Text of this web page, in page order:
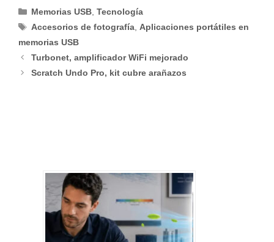
Categorías
Memorias USB ,Tecnología
Etiquetas
Accesorios de fotografía Aplicaciones portátiles en
memorias USB
Turbonet, amplificador WiFi mejorado
Scratch Undo Pro, kit cubre arañazos